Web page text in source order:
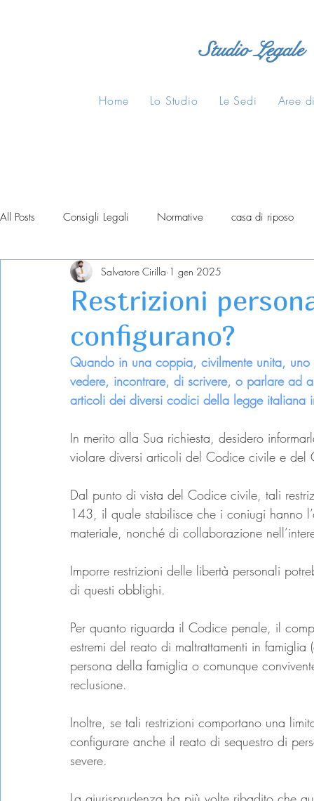
Studio Legale
Home Lo Studio Le Sedi Aree
All Posts Consigli Legali Normative casa di riposo
Restrizioni
configurano?
Salvatore Cirilla 1 gen 2025
Quando in una coppia, civilmente unita,
vedere, incontrare, di scrivere, o parlare ad
articoli dei diversi codici della legge italiana
In merito alla Sua richiesta, desidero
violare diversi articoli del Codice civile e del
Dal punto di vista del Codice civile, tali
143, il quale stabilisce che i coniugi hanno
materiale, nonché di collaborazione
Imporre restrizioni delle libertà personali
di questi obblighi.
Per quanto riguarda il Codice penale, il
estremi del reato di maltrattamenti in
persona della famiglia o comunque
reclusione.
Inoltre, se tali restrizioni comportano una
configurare anche il reato di sequestro di
severe.